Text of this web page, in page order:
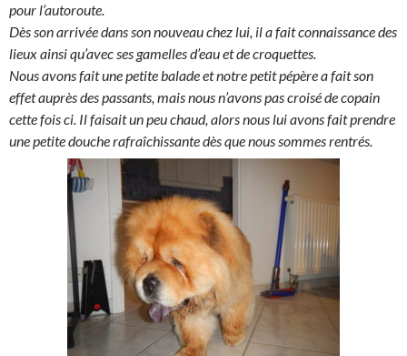
pour l’autoroute.
Dès son arrivée dans son nouveau chez lui, il a fait connaissance des
lieux ainsi qu’avec ses gamelles d’eau et de croquettes.
Nous avons fait une petite balade et notre petit pépère a fait son
effet auprès des passants, mais nous n’avons pas croisé de copain
cette fois ci. Il faisait un peu chaud, alors nous lui avons fait prendre
une petite douche rafraîchissante dès que nous sommes rentrés.